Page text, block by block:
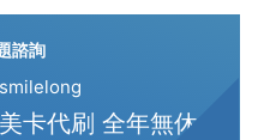
諮詢
卡代刷 全年無休